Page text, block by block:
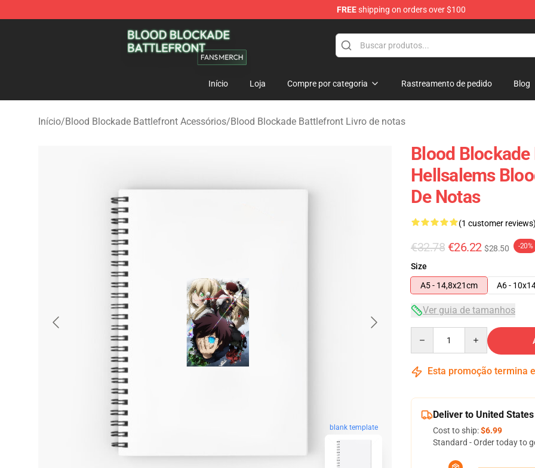
FREEshipping on orders over $100
Blood Blockade Battlefront Shop - Official Blood Blockade Battlefront Merchandise Store
Início Loja Compre por categoria Rastreamento de pedido Blog
Início/Blood Blockade Battlefront Acessórios/Blood Blockade Battlefront Livro de notas
blank template
Blood
Hellsalems
De Notas
(1 customer reviews)
€32.78 €26.22 $28.50 -20%
Size
A5 - 14,8x21cm
A6 -
Ver guia de tamanhos
Esta promoção termina
Deliver to United States
Cost to ship:$6.99
Standard - Order today to